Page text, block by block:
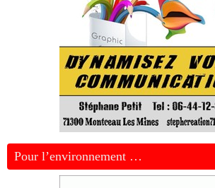
Pour l’environnement …